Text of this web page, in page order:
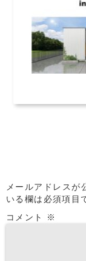
メールアドレスが
いる欄は必須項目
コメント
※